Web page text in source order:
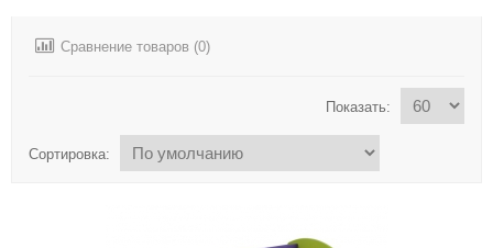
Сравнение товаров (0)
Показать:
Сортировка: